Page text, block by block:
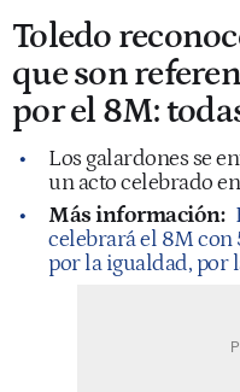
Toledo
que son
por el 8M:
Los galardones se
un acto celebrado
Más información:
celebrará el 8M con
por la igualdad, por